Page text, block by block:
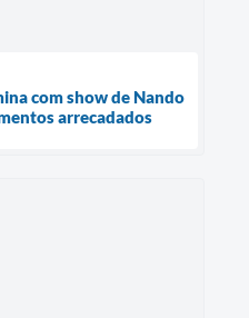
com show de Nando
arrecadados